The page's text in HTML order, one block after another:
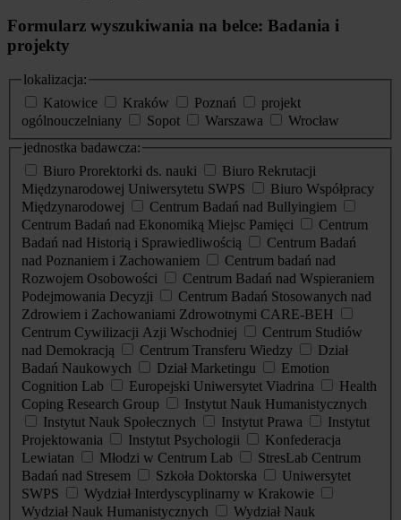
Formularz wyszukiwania na belce: Badania i
projekty
lokalizacja:
Katowice
Kraków Poznań
projekt
ogólnouczelniany
Sopot Warszawa
Wrocław
jednostka badawcza:
Biuro Prorektorki ds. nauki
Biuro Rekrutacji
Międzynarodowej Uniwersytetu SWPS
Biuro Współpracy
Międzynarodowej
Centrum Badań nad Bullyingiem
Centrum Badań nad Ekonomiką Miejsc Pamięci
Centrum
Badań nad Historią i Sprawiedliwością
Centrum Badań
nad Poznaniem i Zachowaniem
Centrum badań nad
Rozwojem Osobowości
Centrum Badań nad Wspieraniem
Podejmowania Decyzji
Centrum Badań Stosowanych nad
Zdrowiem i Zachowaniami Zdrowotnymi CARE-BEH
Centrum Cywilizacji Azji Wschodniej
Centrum Studiów
nad Demokracją
Centrum Transferu Wiedzy
Dział
Badań Naukowych
Dział Marketingu
Emotion
Cognition Lab
Europejski Uniwersytet Viadrina
Health
Coping Research Group
Instytut Nauk Humanistycznych
Instytut Nauk Społecznych
Instytut Prawa
Instytut
Projektowania
Instytut Psychologii
Konfederacja
Lewiatan
Młodzi w Centrum Lab
StresLab Centrum
Badań nad Stresem
Szkoła Doktorska
Uniwersytet
SWPS
Wydział Interdyscyplinarny w Krakowie
Wydział Nauk Humanistycznych
Wydział Nauk